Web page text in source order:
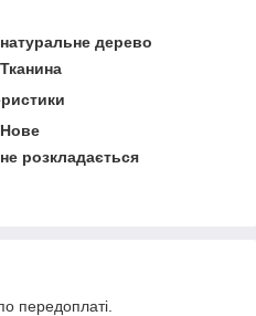
натуральне дерево
Тканина
Нове
не розкладається
передоплаті.